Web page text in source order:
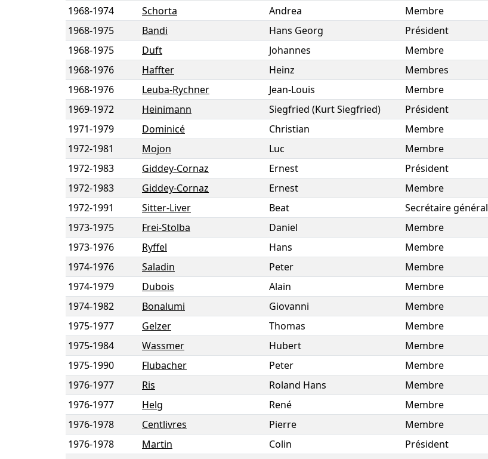
1968-1974 Schorta Andrea Membre
1968-1975 Bandi Hans Georg Président
1968-1975 Duft Johannes Membre
1968-1976 Haffter Heinz Membres
1968-1976 Leuba-Rychner Jean-Louis Membre
1969-1972 Heinimann Siegfried (Kurt Siegfried) Président
1971-1979 Dominicé Christian Membre
1972-1981 Mojon Luc Membre
1972-1983 Giddey-Cornaz Ernest Président
1972-1983 Giddey-Cornaz Ernest Membre
1972-1991 Sitter-Liver Beat Secrétaire général
1973-1975 Frei-Stolba Daniel Membre
1973-1976 Ryffel Hans Membre
1974-1976 Saladin Peter Membre
1974-1979 Dubois Alain Membre
1974-1982 Bonalumi Giovanni Membre
1975-1977 Gelzer Thomas Membre
1975-1984 Wassmer Hubert Membre
1975-1990 Flubacher Peter Membre
1976-1977 Ris Roland Hans Membre
1976-1977 Helg René Membre
1976-1978 Centlivres Pierre Membre
1976-1978 Martin Colin Président